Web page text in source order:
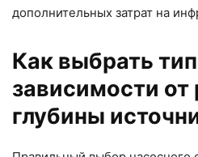
дополнительных затрат на
Как выбрать
зависимости от
глубины